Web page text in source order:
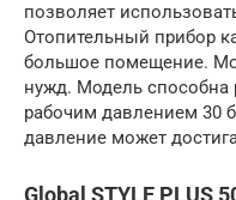
позволяет
Отопительный прибор
большое помещение.
нужд. Модель способна
рабочим давлением 30
давление может
Global STYLE PLUS